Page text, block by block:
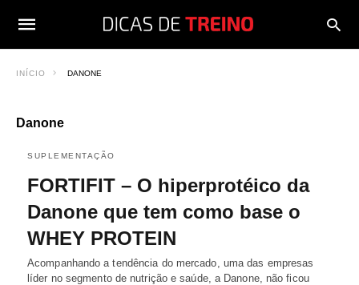
INÍCIO DANONE
Danone
SUPLEMENTAÇÃO
FORTIFIT – O hiperprotéico da
Danone que tem como base o
WHEY PROTEIN
Acompanhando a tendência do mercado, uma das empresas
líder no segmento de nutrição e saúde, a Danone, não ficou